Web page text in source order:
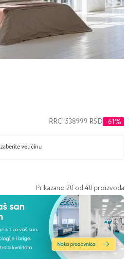
RRC: 538999 RSD -61%
veličinu
Prikazano 20 od 40 proizvoda